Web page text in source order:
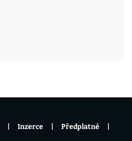
Inzerce Předplatné